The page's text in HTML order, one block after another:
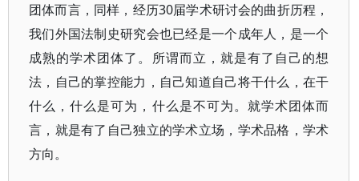
团体而言，同样，经历30届学术研讨会的曲折历程，
我们外国法制史研究会也已经是一个成年人，是一个
成熟的学术团体了。所谓而立，就是有了自己的想
法，自己的掌控能力，自己知道自己将干什么，在干
什么，什么是可为，什么是不可为。就学术团体而
言，就是有了自己独立的学术立场，学术品格，学术
方向。